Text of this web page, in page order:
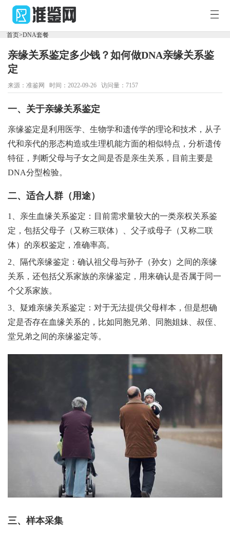
欢
访
问
准
鉴
网！
页
新
闻
百
科
鉴
定
中
DNA
套
首页>DNA套餐
亲缘关系鉴定多少钱？如何做DNA亲缘关系鉴
定
来源：准鉴网 时间：2022-09-26 访问量：7157
一、关于亲缘关系鉴定
亲缘鉴定是利用医学、生物学和遗传学的理论和技术，从子
代和亲代的形态构造或生理机能方面的相似特点，分析遗传
特征，判断父母与子女之间是否是亲生关系，目前主要是
DNA分型检验。
二、适合人群（用途）
1、亲生血缘关系鉴定：目前需求量较大的一类亲权关系鉴
定，包括父母子（又称三联体）、父子或母子（又称二联
体）的亲权鉴定，准确率高。
2、隔代亲缘鉴定：确认祖父母与孙子（孙女）之间的亲缘
关系，还包括父系家族的亲缘鉴定，用来确认是否属于同一
个父系家族。
3、疑难亲缘关系鉴定：对于无法提供父母样本，但是想确
定是否存在血缘关系的，比如同胞兄弟、同胞姐妹、叔侄、
堂兄弟之间的亲缘鉴定等。
三、样本采集